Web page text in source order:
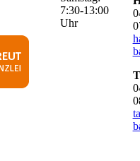
7:30-13:00
Uhr